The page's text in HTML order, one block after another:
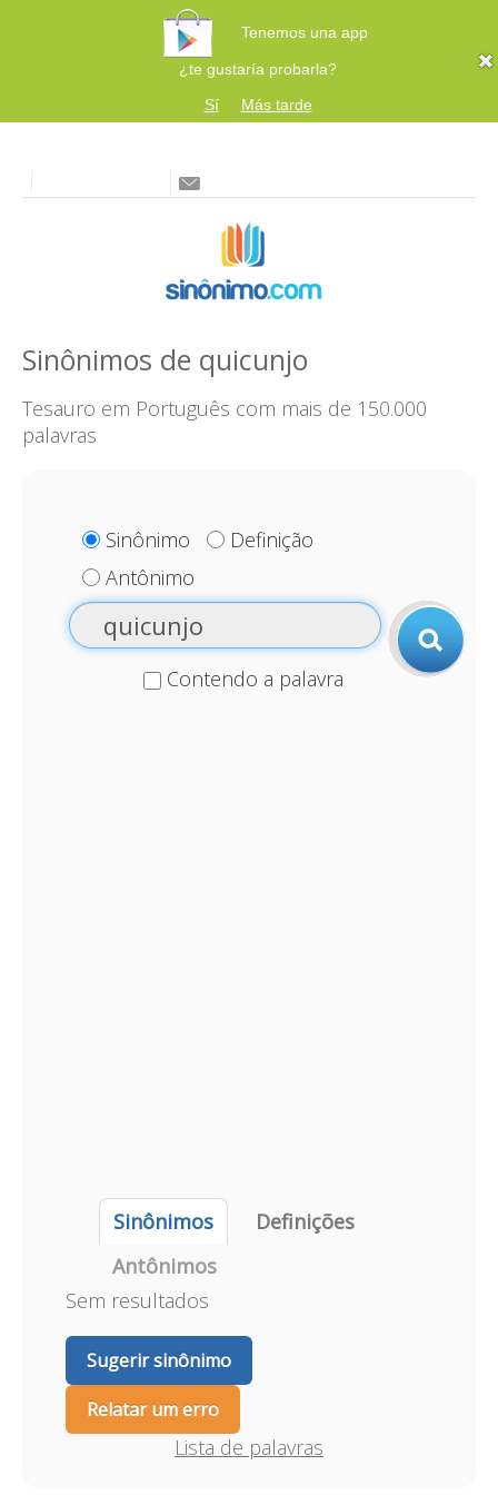
Tenemos una app
¿te gustaría probarla?
Sí
Más tarde
Sinônimos de quicunjo
Tesauro em Português com mais de 150.000
palavras
Sinônimo
Definição
Antônimo
Contendo a palavra
Sinônimos
Definições
Antônimos
Sem resultados
Sugerir sinônimo
Relatar um erro
Lista de palavras